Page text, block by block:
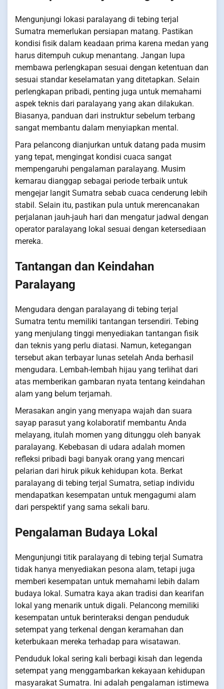
Mengunjungi lokasi paralayang di tebing terjal
Sumatra memerlukan persiapan matang. Pastikan
kondisi fisik dalam keadaan prima karena medan yang
harus ditempuh cukup menantang. Jangan lupa
membawa perlengkapan sesuai dengan ketentuan dan
sesuai standar keselamatan yang ditetapkan. Selain
perlengkapan pribadi, penting juga untuk memahami
aspek teknis dari paralayang yang akan dilakukan.
Biasanya, panduan dari instruktur sebelum terbang
sangat membantu dalam menyiapkan mental.
Para pelancong dianjurkan untuk datang pada musim
yang tepat, mengingat kondisi cuaca sangat
mempengaruhi pengalaman paralayang. Musim
kemarau dianggap sebagai periode terbaik untuk
mengejar langit Sumatra sebab cuaca cenderung lebih
stabil. Selain itu, pastikan pula untuk merencanakan
perjalanan jauh-jauh hari dan mengatur jadwal dengan
operator paralayang lokal sesuai dengan ketersediaan
mereka.
Tantangan dan Keindahan
Paralayang
Mengudara dengan paralayang di tebing terjal
Sumatra tentu memiliki tantangan tersendiri. Tebing
yang menjulang tinggi menyediakan tantangan fisik
dan teknis yang perlu diatasi. Namun, ketegangan
tersebut akan terbayar lunas setelah Anda berhasil
mengudara. Lembah-lembah hijau yang terlihat dari
atas memberikan gambaran nyata tentang keindahan
alam yang belum terjamah.
Merasakan angin yang menyapa wajah dan suara
sayap parasut yang kolaboratif membantu Anda
melayang, itulah momen yang ditunggu oleh banyak
paralayang. Kebebasan di udara adalah momen
refleksi pribadi bagi banyak orang yang mencari
pelarian dari hiruk pikuk kehidupan kota. Berkat
paralayang di tebing terjal Sumatra, setiap individu
mendapatkan kesempatan untuk mengagumi alam
dari perspektif yang sama sekali baru.
Pengalaman Budaya Lokal
Mengunjungi titik paralayang di tebing terjal Sumatra
tidak hanya menyediakan pesona alam, tetapi juga
memberi kesempatan untuk memahami lebih dalam
budaya lokal. Sumatra kaya akan tradisi dan kearifan
lokal yang menarik untuk digali. Pelancong memiliki
kesempatan untuk berinteraksi dengan penduduk
setempat yang terkenal dengan keramahan dan
keterbukaan mereka terhadap para wisatawan.
Penduduk lokal sering kali berbagi kisah dan legenda
setempat yang menggambarkan kekayaan kehidupan
masyarakat Sumatra. Ini adalah pengalaman istimewa